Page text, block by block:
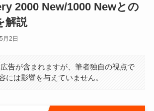
2000 New/1000 Newとの
解説
月2日
告が含まれますが、筆者独自の視点で
には影響を与えていません。